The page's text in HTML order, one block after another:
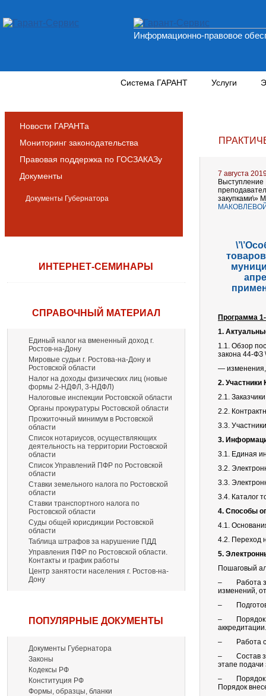
Информационно-правовое
Система ГАРАНТ Услуги
Новости ГАРАНТа
Мониторинг законодательства
Правовая поддержка по ГОСЗАКАЗу
Документы
Документы Губернатора
ИНТЕРНЕТ-СЕМИНАРЫ
СПРАВОЧНЫЙ МАТЕРИАЛ
Единый налог на вмененный доход г.
Ростов-на-Дону
Мировые судьи г. Ростова-на-Дону и
Ростовской области
Налог на доходы физических лиц (новые
формы 2-НДФЛ, 3-НДФЛ)
Налоговые инспекции Ростовской области
Органы прокуратуры Ростовской области
Прожиточный минимум в Ростовской
области
Список нотариусов, осуществляющих
деятельность на территории Ростовской
области
Список Управлений ПФР по Ростовской
области
Ставки земельного налога по Ростовской
области
Ставки транспортного налога по
Ростовской области
Суды общей юрисдикции Ростовской
области
Таблица штрафов за нарушение ПДД
Управления ПФР по Ростовской области.
Контакты и график работы
Центр занятости населения г. Ростов-на-
Дону
ПОПУЛЯРНЫЕ ДОКУМЕНТЫ
Документы Губернатора
Законы
Кодексы РФ
Конституция РФ
Формы, образцы, бланки
7 августа
закупками\»
Программа
1.
1.1. Обзор
закона 44-ФЗ
— изменения,
2. Участники
2.1.
2.2.
3.3.
3.
3.1. Единая
3.2.
3.3.
3.4. Каталог
4. Способы
4.1.
4.2. Переход
5.
Пошаговый
– Работа
изменений,
–
– Порядок
аккредитации.
– Работа с
– Состав
этапе подачи
– Порядок
Порядок